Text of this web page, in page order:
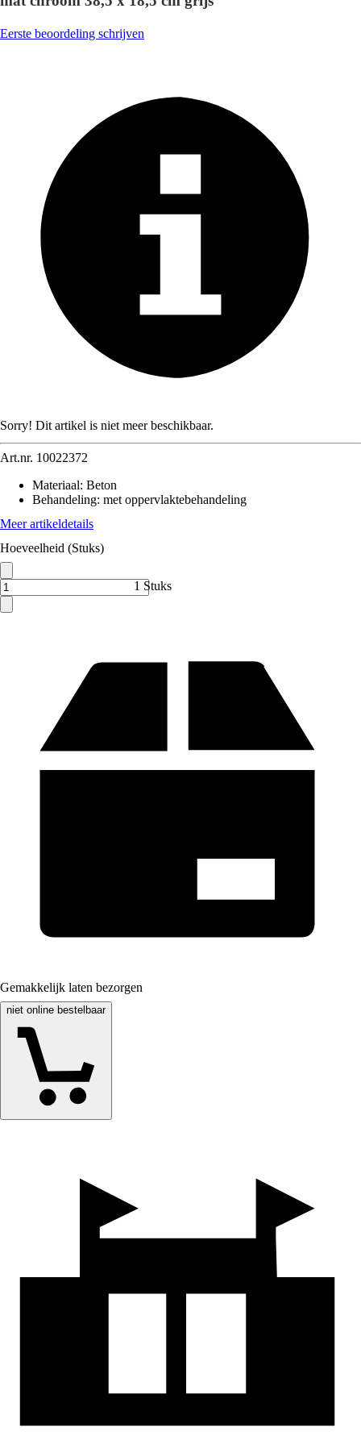
Eerste beoordeling schrijven
Sorry! Dit artikel is niet meer beschikbaar.
Art.nr. 10022372
Materiaal: Beton
Behandeling: met oppervlaktebehandeling
Meer artikeldetails
Hoeveelheid (Stuks)
1 Stuks
Gemakkelijk laten bezorgen
niet online bestelbaar